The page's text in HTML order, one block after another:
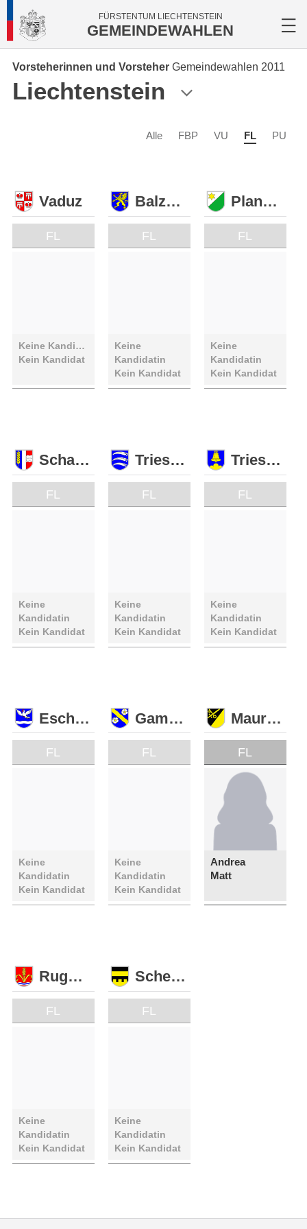
FÜRSTENTUM LIECHTENSTEIN
GEMEINDEWAHLEN
Vorsteherinnen und Vorsteher Gemeindewahlen 2011
Liechtenstein
Alle FBP VU FL PU
Vaduz
FL
Keine Kandidatin
Kein Kandidat
Balzers
FL
Keine
Kandidatin
Kein Kandidat
Planken
FL
Keine
Kandidatin
Kein Kandidat
Schaan
FL
Keine
Kandidatin
Kein Kandidat
Triesen
FL
Keine
Kandidatin
Kein Kandidat
Triesenberg
FL
Keine
Kandidatin
Kein Kandidat
Eschen
FL
Keine
Kandidatin
Kein Kandidat
Gamprin
FL
Keine
Kandidatin
Kein Kandidat
Mauren
FL
Andrea
Matt
Ruggell
FL
Keine
Kandidatin
Kein Kandidat
Schellenberg
FL
Keine
Kandidatin
Kein Kandidat